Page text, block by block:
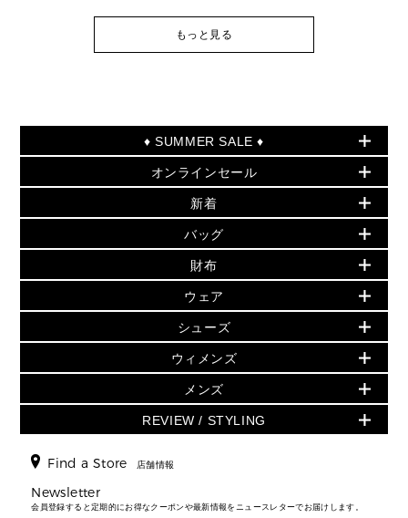
もっと見る
♦ SUMMER SALE ♦
セールおすすめアイテム
▶ ウィメンズ
バッグ
小物
シューズ・靴
ウェア
アクセサリー
時計
▶ メンズ
バッグ
ウェア
オンラインセール
PRODUCT OF THE MONTH - 今月の特別価格
再値下げアイテム
追加アイテム
▶ ウィメンズすべて(ウェア・シューズ除く)
バッグ
財布・小物
ウェア
シューズ
時計・ジュエリー
アクセサリー
メンズ バッグ
新着
初夏のスタイル
▶ すべて
▶ ウィメンズすべて
財布・小物
アクセサリー
フレグランス
シューズ
▶ メンズすべて
メンズ財布・小物
バッグ
人気の定番アイテム
日本限定 - バッグ
▶ ウィメンズすべて
トートバッグ
ショルダーバッグ
クロスボディ・斜め掛け
トラベル
財布
日本限定 - 財布・小物
▶ ウィメンズすべて
GREENWICH
折り財布(二つ折り・三つ折り)
長財布
▶ メンズすべて
ウェア
▶ ウィメンズすべて
トップス
スカート・パンツ
ジャケット・アウター
▶ メンズすべて
シューズ
▶ ウィメンズすべて
サンダル
スニーカー
▶ メンズすべて
ウィメンズ
人気の定番アイテム
▶ ウィメンズすべて
メンズ
▶ メンズすべて
財布・小物
REVIEW / STYLING
エディターレビュー
Find a Store 店舗情報
Newsletter
会員登録すると定期的にお得なクーポンや最新情報をニュースレターでお届けします。